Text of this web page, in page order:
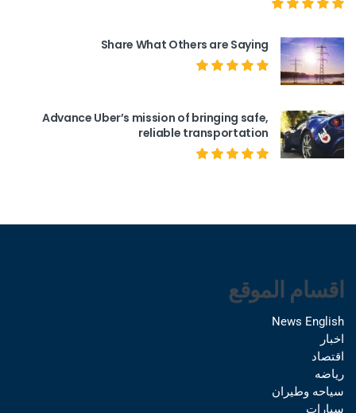
Share What Others are Saying
Advance Uber’s mission of bringing safe,
reliable transportation
اقسام الموقع
News English
اخبار
اقتصاد
رياضه
سياحه وطيران
سيارات